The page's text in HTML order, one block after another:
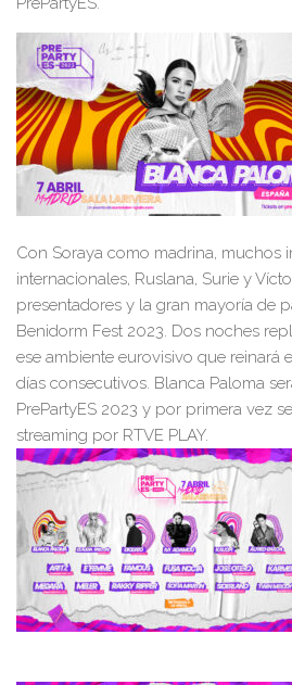
Con Soraya como madrina, muchos
internacionales, Ruslana, Surie y
presentadores y la gran mayoría de
Benidorm Fest 2023. Dos noches
ese ambiente eurovisivo que reinará
días consecutivos. Blanca Paloma
PrePartyES 2023 y por primera vez
streaming por RTVE PLAY.